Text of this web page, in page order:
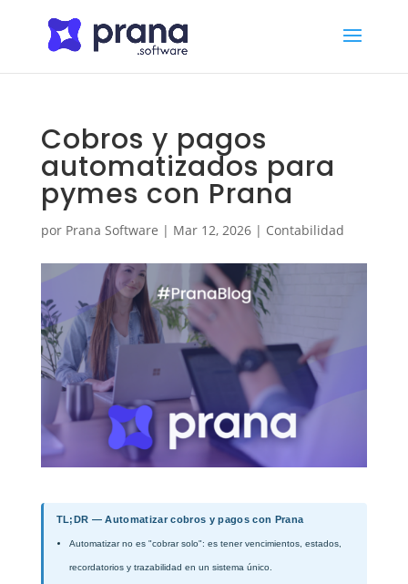
Cobros y pagos
automatizados para
pymes con Prana
por Prana Software | Mar 12, 2026| Contabilidad
TL;DR — Automatizar cobros y pagos con Prana
Automatizar no es "cobrar solo": es tener vencimientos, estados,
recordatorios y trazabilidad en un sistema único.